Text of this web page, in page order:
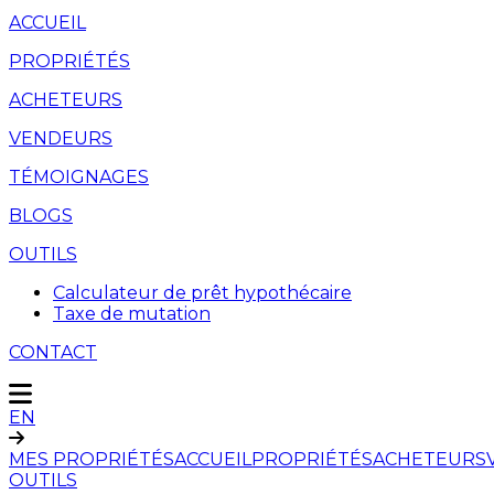
ACCUEIL
PROPRIÉTÉS
ACHETEURS
VENDEURS
TÉMOIGNAGES
BLOGS
OUTILS
Calculateur de prêt hypothécaire
Taxe de mutation
CONTACT
EN
MES PROPRIÉTÉSACCUEILPROPRIÉTÉSACHETEURS
OUTILS